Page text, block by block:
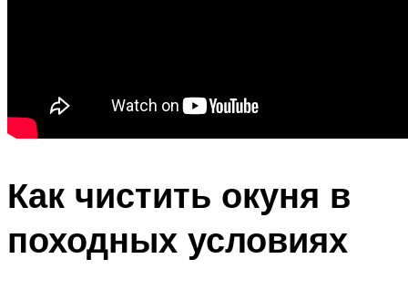
Как чистить окуня в
походных условиях